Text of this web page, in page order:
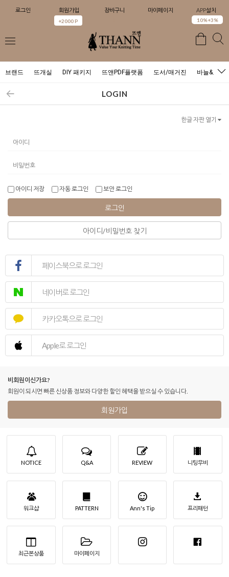
로그인 회원가입
+2000 P
장바구니 마이페이지 APP설치
10%+3%
브랜드 뜨개실 DIY 패키지 뜨앤PDF플랫폼 도서/매거진 바늘&도구
LOGIN
한글 자판 열기
아이디 저장 자동 로그인 보안 로그인
로그인
아이디/비밀번호 찾기
페이스북으로 로그인
네이버로 로그인
카카오톡으로 로그인
Apple로 로그인
비회원이신가요?
회원이 되시면 빠른 신상품 정보와 다양한 할인 혜택을 받으실 수 있습니다.
회원가입
NOTICE Q&A REVIEW 니팅무비
워크샵 PATTERN Ann's Tip 프리패턴
최근본상품 마이페이지